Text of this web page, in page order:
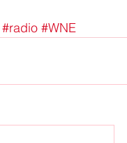
#radio #WNE